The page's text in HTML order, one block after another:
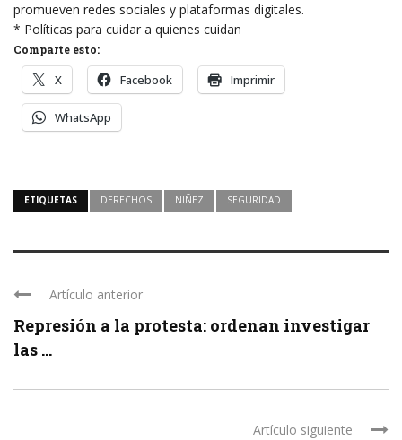
promueven redes sociales y plataformas digitales.
* Políticas para cuidar a quienes cuidan
Comparte esto:
X Facebook Imprimir
WhatsApp
ETIQUETAS DERECHOS NIÑEZ SEGURIDAD
Artículo anterior
Represión a la protesta: ordenan investigar
las ...
Artículo siguiente